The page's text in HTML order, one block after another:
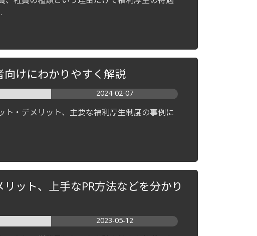
けにわかりやすく解説
2024-02-07
ト・デメリット、主要な福利厚生制度の事例に
ット、上手なPR方法などを分かり
2023-05-12